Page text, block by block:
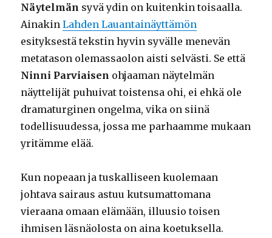
Näytelmän syvä ydin on kuitenkin toisaalla.
AinakinLahden Lauantainäyttämön
esityksestä tekstin hyvin syvälle menevän
metatason olemassaolon aisti selvästi. Se että
Ninni Parviaisen ohjaaman näytelmän
näyttelijät puhuivat toistensa ohi, ei ehkä ole
dramaturginen ongelma, vika on siinä
todellisuudessa, jossa me parhaamme mukaan
yritämme elää.
Kun nopeaan ja tuskalliseen kuolemaan
johtava sairaus astuu kutsumattomana
vieraana omaan elämään, illuusio toisen
ihmisen läsnäolosta on aina koetuksella.